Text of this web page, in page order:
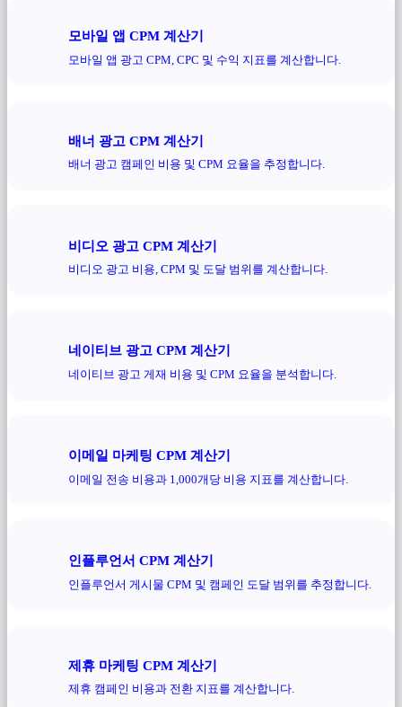
모바일 앱 CPM 계산기
모바일 앱 광고 CPM, CPC 및 수익 지표를 계산합니다.
배너 광고 CPM 계산기
배너 광고 캠페인 비용 및 CPM 요율을 추정합니다.
비디오 광고 CPM 계산기
비디오 광고 비용, CPM 및 도달 범위를 계산합니다.
네이티브 광고 CPM 계산기
네이티브 광고 게재 비용 및 CPM 요율을 분석합니다.
이메일 마케팅 CPM 계산기
이메일 전송 비용과 1,000개당 비용 지표를 계산합니다.
인플루언서 CPM 계산기
인플루언서 게시물 CPM 및 캠페인 도달 범위를 추정합니다.
제휴 마케팅 CPM 계산기
제휴 캠페인 비용과 전환 지표를 계산합니다.